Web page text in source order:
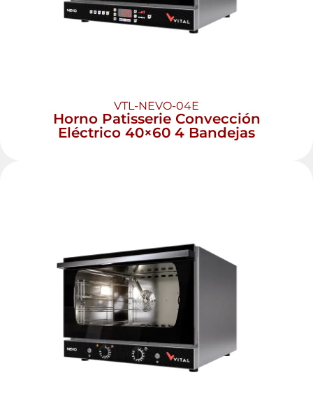
VTL-NEVO-04E
Horno Patisserie Convección
Eléctrico 40×60 4 Bandejas